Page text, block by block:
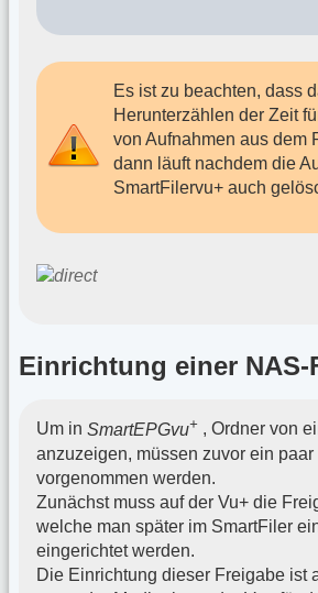
Es ist zu beachten, dass
Herunterzählen der Zeit
von Aufnahmen aus dem
dann läuft nachdem die
SmartFilervu+ auch
Einrichtung einer NAS-
Um in SmartEPGvu+ , Ordner von
anzuzeigen, müssen zuvor ein
vorgenommen werden.
Zunächst muss auf der Vu+ die
welche man später im SmartFiler
eingerichtet werden.
Die Einrichtung dieser Freigabe ist